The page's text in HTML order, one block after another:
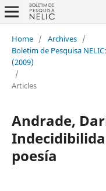
Home / Archives /
Boletim de Pesquisa
(2009)
/
Articles
Andrade,
poesía